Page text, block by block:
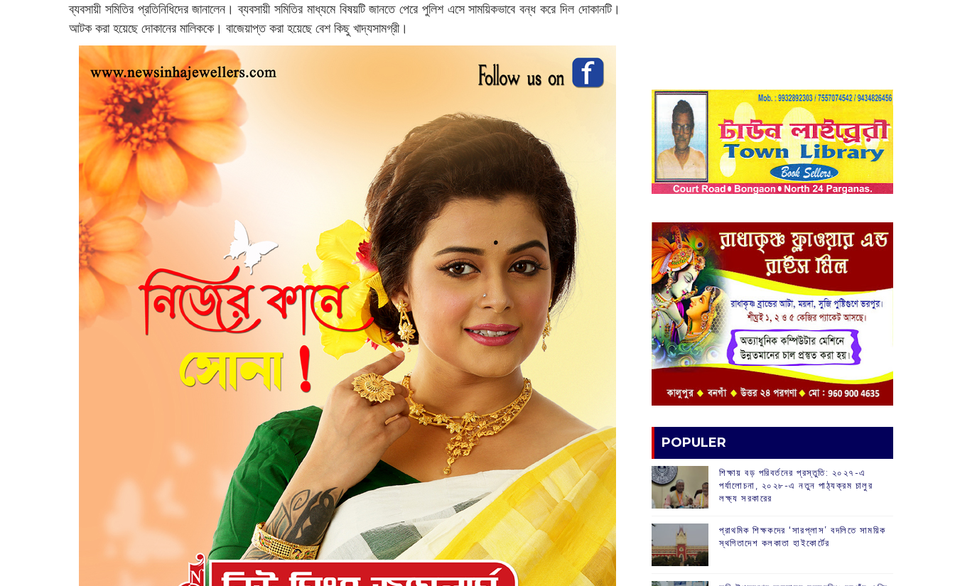
ব্যবসায়ী সমিতির প্রতিনিধিদের জানালেন। ব্যবসায়ী সমিতির মাধ্যমে বিষয়টি জানতে পেরে পুলিশ এসে সাময়িকভাবে বন্ধ করে দিল দোকানটি।
আটক করা হয়েছে দোকানের মালিককে। বাজেয়াপ্ত করা হয়েছে বেশ কিছু খাদ্যসামগ্রী।
POPULER
শিক্ষায় বড় পরিবর্তনের প্রস্তুতি: ২০২৭-এ
পর্যালোচনা, ২০২৮-এ নতুন পাঠ্যক্রম চালুর
লক্ষ্য সরকারের
প্রাথমিক শিক্ষকদের ‘সারপ্লাস’ বদলিতে সাময়িক
স্থগিতাদেশ কলকাতা হাইকোর্টের